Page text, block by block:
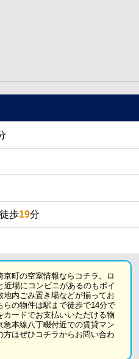
徒歩19分
町の空室情報ならコチラ。ロ
近場にコンビニがあるのもポイ
内ごみ置き場などが揃ってお
らの物件は駅まで徒歩で14分で
ードでお支払いいただける物
本線八丁畷付近での賃貸マン
はぜひコチラからお問い合わ